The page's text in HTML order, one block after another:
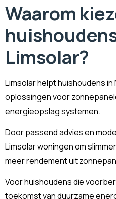
Waarom
Limsolar?
Limsolar helpt huishoudens
oplossingen voor
energieopslag systemen.
Door passend advies en
Limsolar woningen om
meer rendement uit
Voor huishoudens die
toekomst van duurzame